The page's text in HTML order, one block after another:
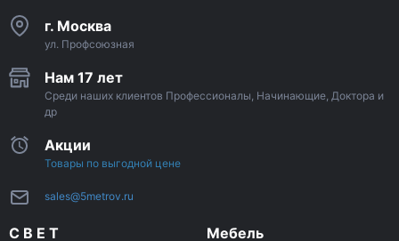
г. Москва
ул. Профсоюзная
Нам 17 лет
Среди наших клиентов Профессионалы, Начинающие, Доктора и
др
Акции
Товары по выгодной цене
sales@5metrov.ru
С В Е Т Мебель